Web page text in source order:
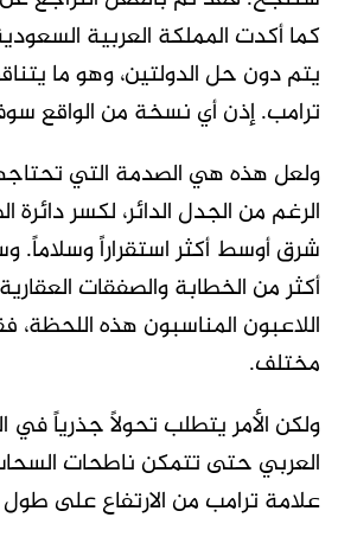
كما أكدت المملكة العربية
يتم دون حل الدولتين، وهو ما
ترامب. إذن أي نسخة من الواقع
ولعل هذه هي الصدمة التي
الرغم من الجدل الدائر، لكسر دائرة
شرق أوسط أكثر استقراراً وسلاماً.
أكثر من الخطابة والصفقات
اللاعبون المناسبون هذه اللحظة،
مختلف.
ولكن الأمر يتطلب تحولاً جذرياً في
العربي حتى تتمكن ناطحات
علامة ترامب من الارتفاع على